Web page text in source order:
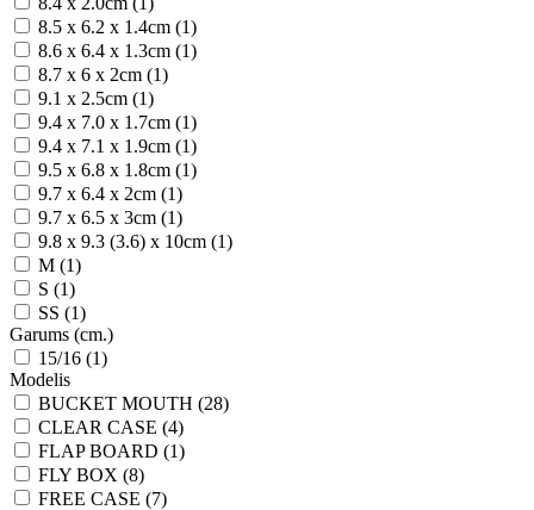
8.5 x 6.2 x 1.4cm (1)
8.6 x 6.4 x 1.3cm (1)
8.7 x 6 x 2cm (1)
9.1 x 2.5cm (1)
9.4 x 7.0 x 1.7cm (1)
9.4 x 7.1 x 1.9cm (1)
9.5 x 6.8 x 1.8cm (1)
9.7 x 6.4 x 2cm (1)
9.7 x 6.5 x 3cm (1)
9.8 x 9.3 (3.6) x 10cm (1)
M (1)
S (1)
SS (1)
Garums (cm.)
15/16 (1)
Modelis
BUCKET MOUTH (28)
CLEAR CASE (4)
FLAP BOARD (1)
FLY BOX (8)
FREE CASE (7)